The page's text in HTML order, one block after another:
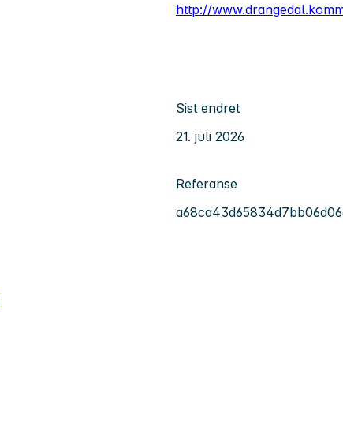
http://
Sist endret
21. juli 2026
Referanse